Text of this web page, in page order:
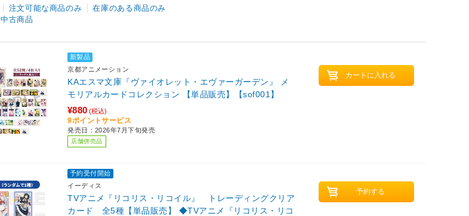
注文可能な商品のみ
在庫のある商品のみ
中古商品
新製品
京都アニメーション
KAエスマ文庫『ヴァイオレット・エヴァーガーデン』 メ
モリアルカードコレクション 【単品販売】【sof001】
¥880 (税込)
9ポイントサービス
発売日：2026年7月下旬発売
店舗併売品
予約受付開始
イーディス
TVアニメ『リコリス・リコイル』 トレーディングクリア
カード 全5種【単品販売】 ◆TVアニメ『リコリス・リコ